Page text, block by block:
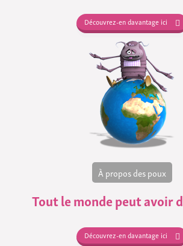
Découvrez-en davantage ici
À propos des poux
Tout le monde peut avoir
Découvrez-en davantage ici